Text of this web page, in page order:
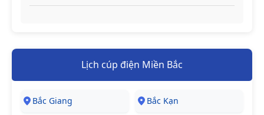
Lịch cúp điện Miền Bắc
Bắc Giang Bắc Kạn